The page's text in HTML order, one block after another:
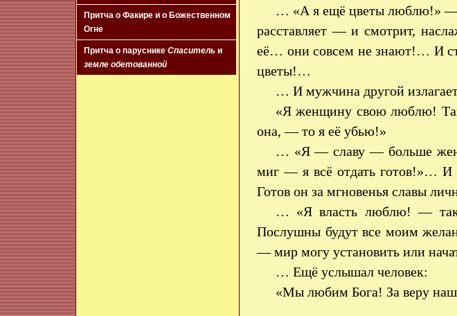
Притча о Факире и о Божественном
Огне
Притча о паруснике Спаситель и
земле обетованной
… «А я ещё цветы люблю!» —
расставляет — и смотрит,
её… они совсем не знают!… И
цветы!…
… И мужчина другой
«Я женщину свою люблю! Так
она, — то я её убью!»
… «Я — славу — больше
миг — я всё отдать готов!»… И
Готов он за мгновенья славы
… «Я власть люблю! — так
Послушны будут все моим
— мир могу установить или
… Ещё услышал человек:
«Мы любим Бога! За веру